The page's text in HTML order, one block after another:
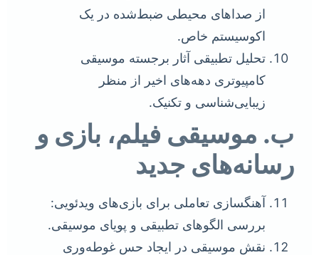
از صداهای محیطی ضبط‌شده در یک
اکوسیستم خاص.
تحلیل تطبیقی آثار برجسته موسیقی
کامپیوتری دهه‌های اخیر از منظر
زیبایی‌شناسی و تکنیک.
ب. موسیقی فیلم، بازی و
رسانه‌های جدید
آهنگسازی تعاملی برای بازی‌های ویدئویی:
بررسی الگوهای تطبیقی و پویای موسیقی.
نقش موسیقی در ایجاد حس غوطه‌وری